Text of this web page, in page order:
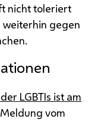
nicht toleriert
weiterhin gegen
LGBTIs ist am
vom